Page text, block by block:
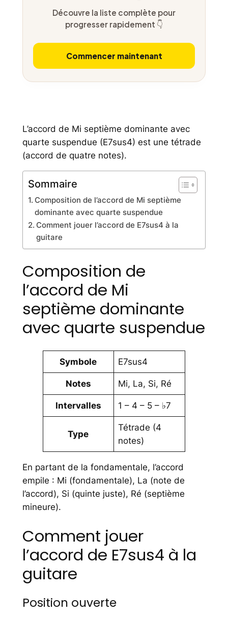
Découvre la liste complète pour
progresser rapidement 👇
Commencer maintenant
L’accord de Mi septième dominante avec
quarte suspendue (E7sus4) est une tétrade
(accord de quatre notes).
Sommaire
Composition de l’accord de Mi septième
dominante avec quarte suspendue
Comment jouer l’accord de E7sus4 à la
guitare
Composition de
l’accord de Mi
septième dominante
avec quarte suspendue
Symbole E7sus4
Notes Mi, La, Si, Ré
Intervalles 1 – 4 – 5 – ♭7
Type
Tétrade (4
notes)
En partant de la fondamentale, l’accord
empile : Mi (fondamentale), La (note de
l’accord), Si (quinte juste), Ré (septième
mineure).
Comment jouer
l’accord de E7sus4 à la
guitare
Position ouverte